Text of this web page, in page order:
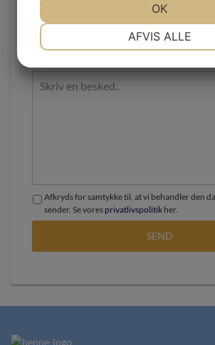
Afkryds for samtykke til, at vi behandler den
sender. Se vores privatlivspolitik her.
AFVIS ALLE
OK